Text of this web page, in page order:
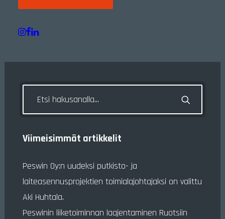
Mitä mekaaninen kunnossapito pitää sisällään?
Viimeisimmät artikkelit
Peswin Oy:n uudeksi putkisto- ja
laiteasennusprojektien toimialajohtajaksi on valittu
Aki Huhtala.
Peswinin liiketoiminnan laajentaminen Ruotsiin